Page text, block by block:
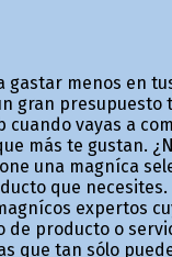
gastar menos en
gran
cuando vayas a
más te gustan.
una magnífica
que
expertos
producto o
que tan sólo